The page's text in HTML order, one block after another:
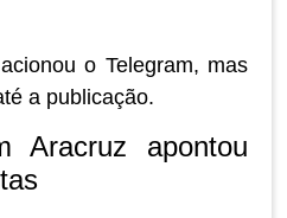
acionou o Telegram, mas
a publicação.
Aracruz apontou